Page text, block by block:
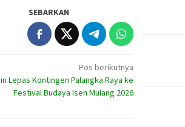
SEBARKAN
Pos berikutnya
Lepas Kontingen Palangka Raya ke
Festival Budaya Isen Mulang 2026